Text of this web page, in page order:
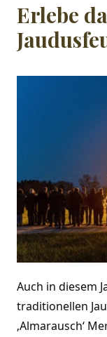
Erlebe
Auch in diesem
traditionellen
‚Almarausch‘